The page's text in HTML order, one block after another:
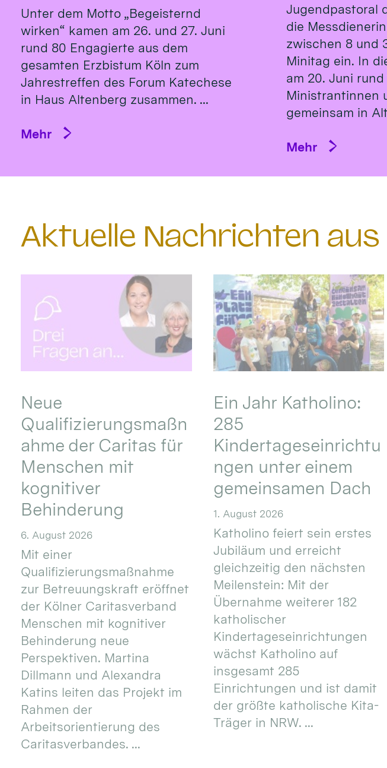
Unter dem Motto „Begeisternd
wirken“ kamen am 26. und 27. Juni
rund 80 Engagierte aus dem
gesamten Erzbistum Köln zum
Jahrestreffen des Forum Katechese
in Haus Altenberg zusammen. ...
Mehr
Jugendpastoral
die
zwischen 8 und
Minitag ein. In
am 20. Juni rund
Ministrantinnen
gemeinsam in
Mehr
Aktuelle Nachrichten
Neue
Qualifizierungsmaßn
ahme der Caritas für
Menschen mit
kognitiver
Behinderung
6. August 2026
Mit einer
Qualifizierungsmaßnahme
zur Betreuungskraft eröffnet
der Kölner Caritasverband
Menschen mit kognitiver
Behinderung neue
Perspektiven. Martina
Dillmann und Alexandra
Katins leiten das Projekt im
Rahmen der
Arbeitsorientierung des
Caritasverbandes. ...
Ein Jahr Katholino:
285
Kindertageseinrichtu
ngen unter einem
gemeinsamen Dach
1. August 2026
Katholino feiert sein erstes
Jubiläum und erreicht
gleichzeitig den nächsten
Meilenstein: Mit der
Übernahme weiterer 182
katholischer
Kindertageseinrichtungen
wächst Katholino auf
insgesamt 285
Einrichtungen und ist damit
der größte katholische Kita-
Träger in NRW. ...